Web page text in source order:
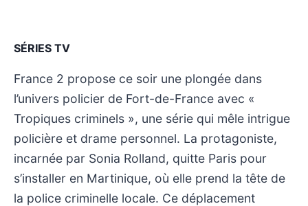
SÉRIES TV
France 2 propose ce soir une plongée dans
l’univers policier de Fort-de-France avec «
Tropiques criminels », une série qui mêle intrigue
policière et drame personnel. La protagoniste,
incarnée par Sonia Rolland, quitte Paris pour
s’installer en Martinique, où elle prend la tête de
la police criminelle locale. Ce déplacement